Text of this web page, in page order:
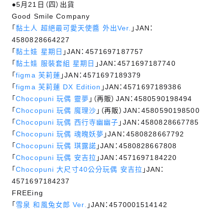
●5月21日（四）出貨
Good Smile Company
「黏土人 超絕最可愛天使醬 外出Ver. 」JAN：
4580828664227
「黏土娃 星期日 」JAN：4571697187757
「黏土娃 服裝套組 星期日 」JAN：4571697187740
「figma 芙莉蓮 」JAN：4571697189379
「figma 芙莉蓮 DX Edition 」JAN：4571697189386
「Chocopuni 玩偶 靈夢 」（再販）JAN：4580590198494
「Chocopuni 玩偶 魔理沙 」（再販）JAN：4580590198500
「Chocopuni 玩偶 西行寺幽幽子 」JAN：4580828667785
「Chocopuni 玩偶 魂魄妖夢 」JAN：4580828667792
「Chocopuni 玩偶 琪露諾 」JAN：4580828667808
「Chocopuni 玩偶 安吉拉 」JAN：4571697184220
「Chocopuni 大尺寸40公分玩偶 安吉拉 」JAN：
4571697184237
FREEing
「 雪泉 和風兔女郎 Ver. 」JAN：4570001514142